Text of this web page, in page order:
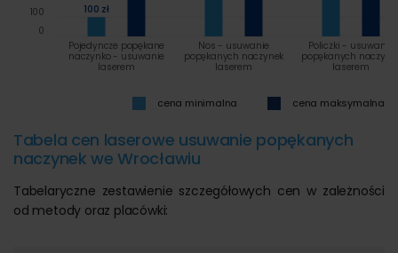
100 zł
Pojedyncze popękane
naczynko - usuwanie
laserem
Nos - usuwanie
popękanych naczynek
laserem
Policzki - usuwanie
popękanych
laserem
0
100
cena minimalna cena maksymalna
Tabela cen laserowe usuwanie popękanych
naczynek we Wrocławiu
Tabelaryczne zestawienie szczegółowych cen w zależności
od metody oraz placówki: